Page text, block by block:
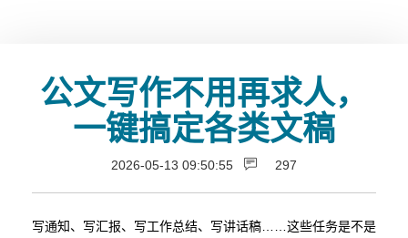
公文写作不用再求人，
一键搞定各类文稿
2026-05-13 09:50:55 297
写通知、写汇报、写工作总结、写讲话稿……这些任务是不是